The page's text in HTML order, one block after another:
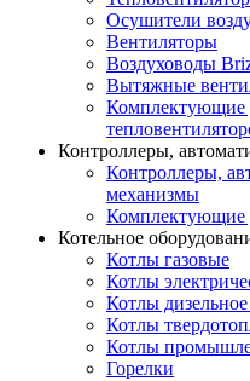
Осушители
Вентиляторы
Воздуховоды
Вытяжные
Комплектующие
Контроллеры,
Контроллеры,
механизмы
Комплектующие
Котельное
Котлы газовые
Котлы
Котлы
Котлы
Котлы
Горелки